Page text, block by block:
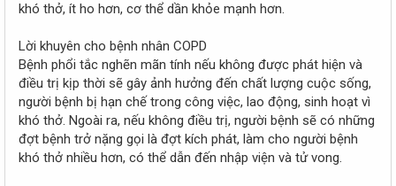
khó thở, ít ho hơn, cơ thể dần khỏe mạnh hơn.
Lời khuyên cho bệnh nhân COPD
Bệnh phổi tắc nghẽn mãn tính nếu không được phát hiện và
điều trị kịp thời sẽ gây ảnh hưởng đến chất lượng cuộc sống,
người bệnh bị hạn chế trong công việc, lao động, sinh hoạt vì
khó thở. Ngoài ra, nếu không điều trị, người bệnh sẽ có những
đợt bệnh trở nặng gọi là đợt kích phát, làm cho người bệnh
khó thở nhiều hơn, có thể dẫn đến nhập viện và tử vong.